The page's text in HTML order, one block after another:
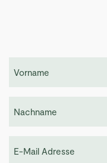
Vorname
Nachname
E-